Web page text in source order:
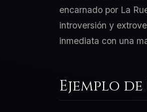
encarnado por La
introversión y
inmediata con una
Ejemplo